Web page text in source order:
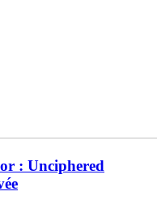
: Unciphered